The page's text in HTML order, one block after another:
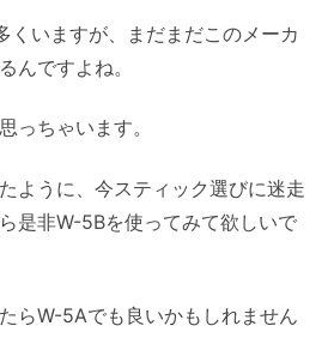
くいますが、まだまだこのメーカ
んですよね。
っちゃいます。
ように、今スティック選びに迷走
是非W-5Bを使ってみて欲しいで
らW-5Aでも良いかもしれません